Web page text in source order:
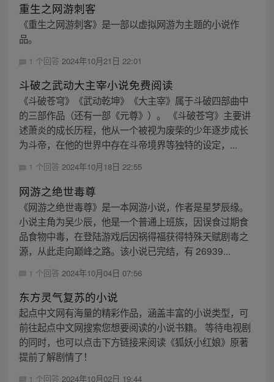
重生之网游刺客
《重生之网游刺客》是一部以虚拟网游为主题的小说作
品。
1 个回答 2024年10月21日 22:01
斗破之武动大主宰小说免费阅读
《斗破苍穹》《武动乾坤》《大主宰》属于斗破四部曲中
的三部作品（还有一部《元尊》）。 《斗破苍穹》主要讲
述萧炎的成长历程，他从一个被视为废柴的少年逐步成长
为斗帝，在他的世界中存在斗帝境界等独特的设定，...
1 个回答 2024年10月18日 22:55
网游之绝世毒尊
《网游之绝世毒尊》是一本网游小说，作者是星梦辰缘。
小说主角为吴少辰，他是一个普通上班族，因误食过期食
品食物中毒，在登陆游戏后因祸得福获得特殊天赋剧毒之
源，从此走向巅峰之路。该小说已完结，有 26939...
1 个回答 2024年10月04日 07:56
东方灵气复苏的小说
起点中文网有海量的精彩作品，涵盖丰富的小说类型，可
前往起点中文网搜索您想要阅读的小说书籍。 等待电视剧
的同时，也可以点击下方链接来阅读《狐妖小红娘》原著
提前了解剧情了！
1 个回答 2024年10月02日 19:44